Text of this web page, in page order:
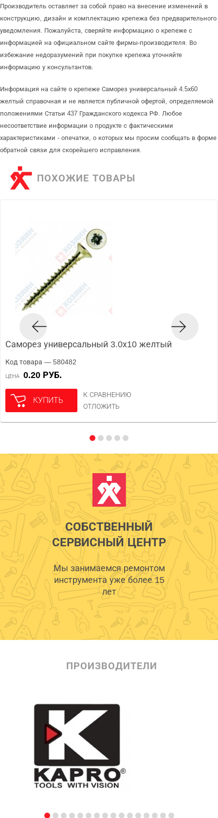
Производитель оставляет за собой право на внесение изменений в
конструкцию, дизайн и комплектацию крепежа без предварительного
уведомления. Пожалуйста, сверяйте информацию о крепеже с
информацией на официальном сайте фирмы-производителя. Во
избежание недоразумений при покупке крепежа уточняйте
информацию у консультантов.
Информация на сайте о крепеже Саморез универсальный 4.5х60
желтый справочная и не является публичной офертой, определяемой
положениями Статьи 437 Гражданского кодекса РФ. Любое
несоответствие информации о продукте с фактическими
характеристиками - опечатки, о которых мы просим сообщать в форме
обратной связи для скорейшего исправления.
ПОХОЖИЕ ТОВАРЫ
Саморез универсальный 3.0х10 желтый
Код товара — 580482
ЦЕНА 0.20 РУБ.
КУПИТЬ
К СРАВНЕНИЮ
ОТЛОЖИТЬ
СОБСТВЕННЫЙ
СЕРВИСНЫЙ ЦЕНТР
Мы занимаемся ремонтом
инструмента уже более 15
лет
ПРОИЗВОДИТЕЛИ